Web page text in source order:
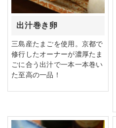
出汁巻き卵
三島産たまごを使用。京都で
修行したオーナーが濃厚たま
ごに合う出汁で一本一本巻い
た至高の一品！